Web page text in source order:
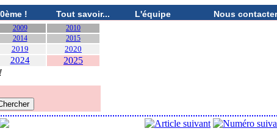
! Tout savoir... L'équipe Nous contacter
2009
2010
2014 2015
2019 2020
2024
2025
!